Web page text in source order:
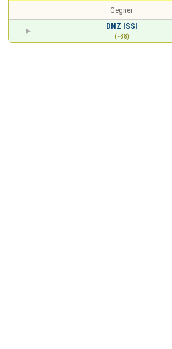
Gegner
DNZ ISSI
(~38)